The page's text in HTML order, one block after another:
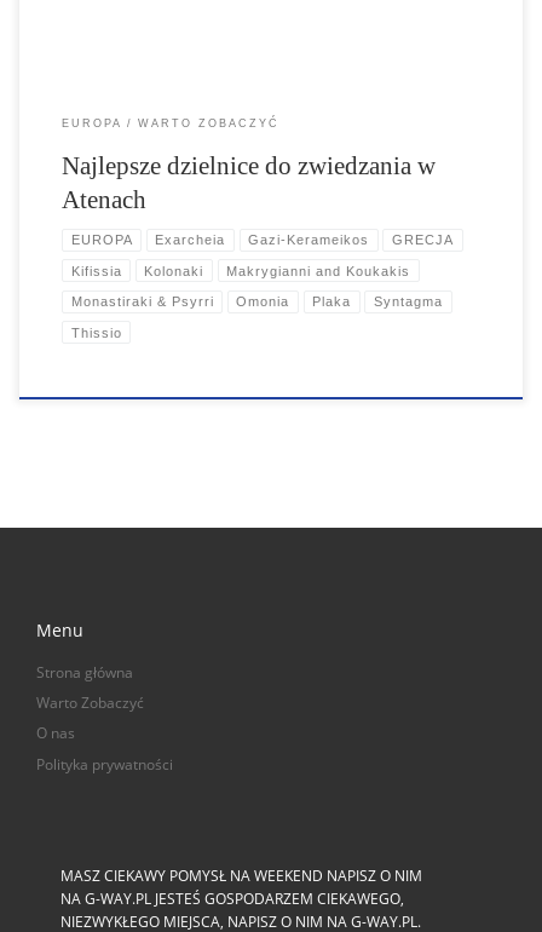
EUROPA WARTO ZOBACZYĆ
Najlepsze dzielnice do zwiedzania w
Atenach
EUROPA Exarcheia Gazi-Kerameikos GRECJA
Kifissia Kolonaki Makrygianni and Koukakis
Monastiraki & Psyrri Omonia Plaka Syntagma
Thissio
Menu
Strona główna
Warto Zobaczyć
O nas
Polityka prywatności
MASZ CIEKAWY POMYSŁ NA WEEKEND NAPISZ O NIM
NA G-WAY.PL JESTEŚ GOSPODARZEM CIEKAWEGO,
NIEZWYKŁEGO MIEJSCA, NAPISZ O NIM NA G-WAY.PL.